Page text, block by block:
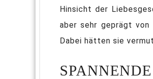
Hinsicht der
aber sehr geprägt
Dabei hätten sie